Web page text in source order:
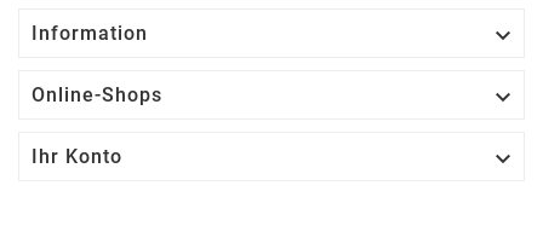
Information 
Online-Shops 
Ihr Konto 